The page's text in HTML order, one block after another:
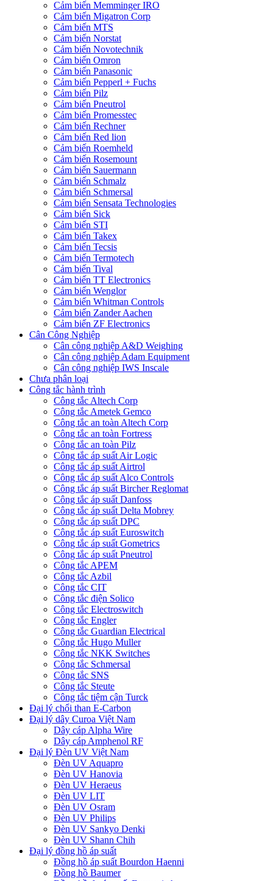
Cảm biến Memminger IRO
Cảm biến Migatron Corp
Cảm biến MTS
Cảm biến Norstat
Cảm biến Novotechnik
Cảm biến Omron
Cảm biến Panasonic
Cảm biến Pepperl + Fuchs
Cảm biến Pilz
Cảm biến Pneutrol
Cảm biến Promesstec
Cảm biến Rechner
Cảm biến Red lion
Cảm biến Roemheld
Cảm biến Rosemount
Cảm biến Sauermann
Cảm biến Schmalz
Cảm biến Schmersal
Cảm biến Sensata Technologies
Cảm biến Sick
Cảm biến STI
Cảm biến Takex
Cảm biến Tecsis
Cảm biến Termotech
Cảm biến Tival
Cảm biến TT Electronics
Cảm biến Wenglor
Cảm biến Whitman Controls
Cảm biến Zander Aachen
Cảm biến ZF Electronics
Cân Công Nghiệp
Cân công nghiệp A&D Weighing
Cân công nghiệp Adam Equipment
Cân công nghiệp IWS Inscale
Chưa phân loại
Công tắc hành trình
Công tắc Altech Corp
Công tắc Ametek Gemco
Công tắc an toàn Altech Corp
Công tắc an toàn Fortress
Công tắc an toàn Pilz
Công tắc áp suất Air Logic
Công tắc áp suất Airtrol
Công tắc áp suất Alco Controls
Công tắc áp suất Bircher Reglomat
Công tắc áp suất Danfoss
Công tắc áp suất Delta Mobrey
Công tắc áp suất DPC
Công tắc áp suất Euroswitch
Công tắc áp suất Gometrics
Công tắc áp suất Pneutrol
Công tắc APEM
Công tắc Azbil
Công tắc CIT
Công tắc điện Solico
Công tắc Electroswitch
Công tắc Engler
Công tắc Guardian Electrical
Công tắc Hugo Muller
Công tắc NKK Switches
Công tắc Schmersal
Công tắc SNS
Công tắc Steute
Công tắc tiệm cận Turck
Đại lý chổi than E-Carbon
Đại lý dây Curoa Việt Nam
Dây cáp Alpha Wire
Dây cáp Amphenol RF
Đại lý Đèn UV Việt Nam
Đèn UV Aquapro
Đèn UV Hanovia
Đèn UV Heraeus
Đèn UV LIT
Đèn UV Osram
Đèn UV Philips
Đèn UV Sankyo Denki
Đèn UV Shann Chih
Đại lý đồng hồ áp suất
Đồng hồ áp suất Bourdon Haenni
Đồng hồ Baumer